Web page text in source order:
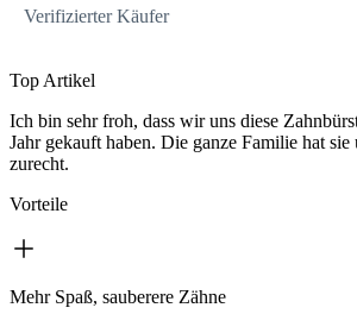
Verifizierter Käufer
Top Artikel
Ich bin sehr froh, dass wir uns diese
Jahr gekauft haben. Die ganze Familie hat
zurecht.
Vorteile
Mehr Spaß, sauberere Zähne